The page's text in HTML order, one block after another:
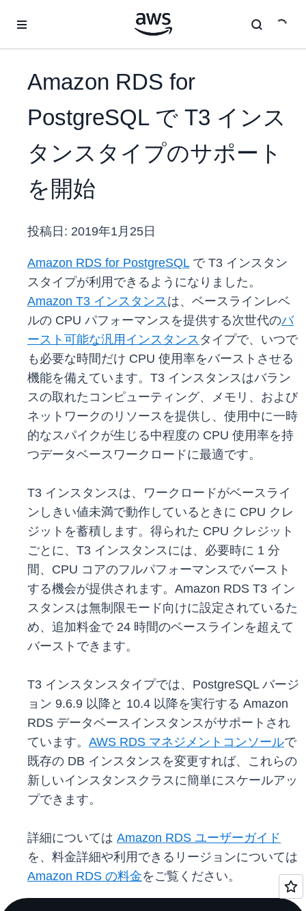
Amazon RDS for
PostgreSQL で T3 インス
タンスタイプのサポート
を開始
投稿日: 2019年1月25日
Amazon RDS for PostgreSQLで T3 インスタン
スタイプが利用できるようになりました。
Amazon T3 インスタンスは、ベースラインレベ
ルの CPU パフォーマンスを提供する次世代のバ
ースト可能な汎用インスタンス タイプで、いつで
も必要な時間だけ CPU 使用率をバーストさせる
機能を備えています。T3 インスタンスはバラン
スの取れたコンピューティング、メモリ、および
ネットワークのリソースを提供し、使用中に一時
的なスパイクが生じる中程度の CPU 使用率を持
つデータベースワークロードに最適です。
T3 インスタンスは、ワークロードがベースライ
ンしきい値未満で動作しているときに CPU クレ
ジットを蓄積します。得られた CPU クレジット
ごとに、T3 インスタンスには、必要時に 1 分
間、CPU コアのフルパフォーマンスでバースト
する機会が提供されます。Amazon RDS T3 イン
スタンスは無制限モード向けに設定されているた
め、追加料金で 24 時間のベースラインを超えて
バーストできます。
T3 インスタンスタイプでは、PostgreSQL バージ
ョン 9.6.9 以降と 10.4 以降を実行する Amazon
RDS データベースインスタンスがサポートされ
ています。 AWS RDS マネジメントコンソールで
既存の DB インスタンスを変更すれば、これらの
新しいインスタンスクラスに簡単にスケールアッ
プできます。
詳細については Amazon RDS ユーザーガイド
を、料金詳細や利用できるリージョンについては
Amazon RDS の料金をご覧ください。